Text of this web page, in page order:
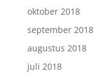
oktober 2018
september 2018
augustus 2018
juli 2018